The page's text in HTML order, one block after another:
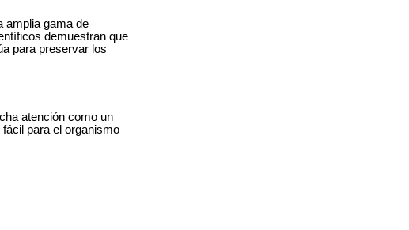
amplia gama de
demuestran que
para preservar los
atención como un
para el organismo